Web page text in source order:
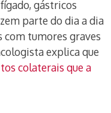
gástricos
parte do dia a dia
tumores graves
explica que
colaterais que a